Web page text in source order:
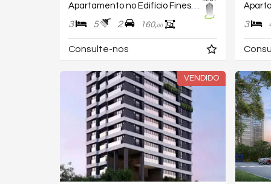
3 5 2 160,00
Consulte-nos
3
VENDIDO